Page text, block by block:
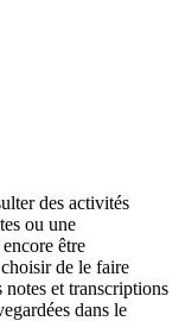
des activités
ou une
être
de le faire
et transcriptions
dans le